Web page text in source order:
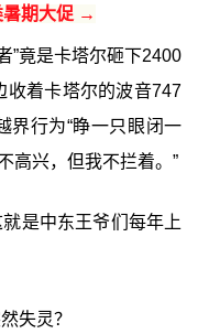
暑期大促 →
”竟是卡塔尔砸下2400
收着卡塔尔的波音747
界行为“睁一只眼闭一
高兴，但我不拦着。”
是中东王爷们每年上
失灵？